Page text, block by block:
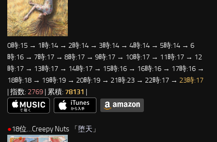
0時:15 → 1時:14 → 2時:14 → 3時:14 → 4時:14 → 5時:14 → 6
時:16 → 7時:17 → 8時:17 → 9時:17 → 10時:17 → 11時:17 → 12
時:17 → 13時:17 → 14時:17 → 15時:16 → 16時:16 → 17時:16 →
18時:18 → 19時:19 → 20時:19 → 21時:23 → 22時:17 → 23時:17
| 指数: 2769 | 累積: 78131
●18位…Creepy Nuts 「堕天 」